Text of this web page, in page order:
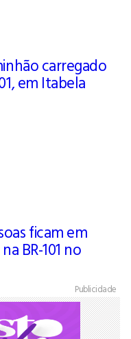
carregado
em Itabela
ficam em
BR-101 no
Publicidade